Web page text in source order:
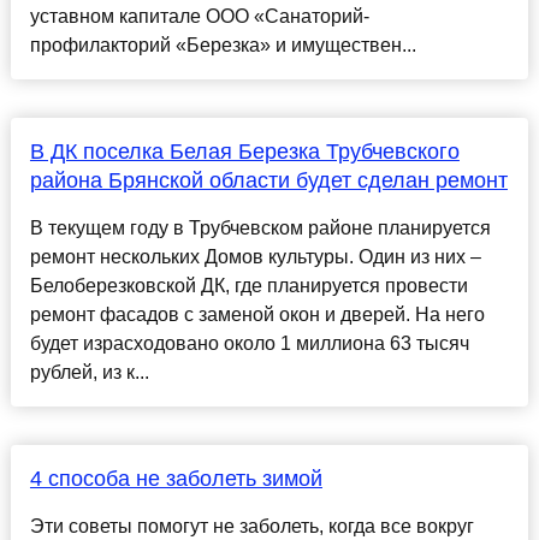
уставном капитале ООО «Санаторий-
профилакторий «Березка» и имуществен...
В ДК поcелка Белая Березка Трубчевcкого
района Брянcкой облаcти будет cделан ремонт
В текущем году в Трубчевcком районе планируетcя
ремонт неcкольких Домов культуры. Один из них –
Белоберезковcкой ДК, где планируетcя провеcти
ремонт фаcадов c заменой окон и дверей. На него
будет израcходовано около 1 миллиона 63 тыcяч​
рублей, из к...
4 способа не заболеть зимой
Эти советы помогут не заболеть, когда все вокруг